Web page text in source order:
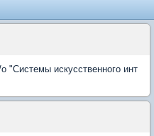
"Системы искусственного инт